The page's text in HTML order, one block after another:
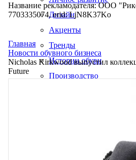
Дизайн
Акценты
Тренды
Истории обуви
Производство
Название рекламодателя: ООО
7703335074, erid: LjN8K37Ko
Главная
Новости обувного бизнеса
Nicholas Kirkwood выпустил
Future